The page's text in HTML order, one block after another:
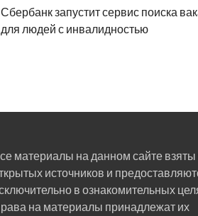
Сбербанк запустит сервис поиска
для людей с инвалидностью
материалы на данном сайте взяты
источников и
в ознакомительных
на материалы принадлежат их